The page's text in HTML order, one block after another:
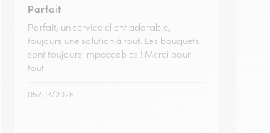
Parfait
Parfait, un service client adorable,
toujours une solution à tout. Les bouquets
sont toujours impeccables ! Merci pour
tout
05/03/2026